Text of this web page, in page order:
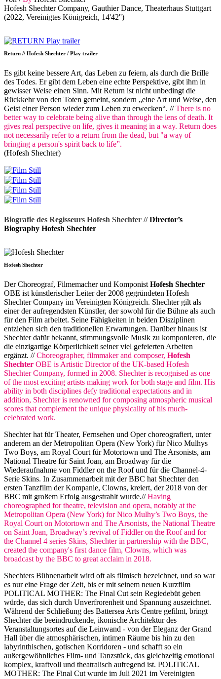
Hofesh Shechter Company, Gauthier Dance, Theaterhaus Stuttgart
(2022, Vereinigtes Königreich, 14'42'')
Return // Hofesh Shechter / Play trailer
Es gibt keine bessere Art, das Leben zu feiern, als durch die Brille
des Todes. Er gibt dem Leben eine echte Perspektive, gibt ihm in
gewisser Weise einen Sinn. Mit Return ist nicht unbedingt die
Rückkehr von den Toten gemeint, sondern „eine Art und Weise, den
Geist einer Person wieder zum Leben zu erwecken“. //There is no
better way to celebrate being alive than through the lens of death. It
gives real perspective on life, gives it meaning in a way. Return does
not necessarily refer to a return from the dead, but "a way of
bringing a person's spirit back to life”.
(Hofesh Shechter)
Biografie des Regisseurs Hofesh Shechter //Director’s
Biography Hofesh Shechter
Hofesh Shechter
Der Choreograf, Filmemacher und Komponist Hofesh Shechter
OBE ist künstlerischer Leiter der 2008 gegründeten Hofesh
Shechter Company im Vereinigten Königreich. Shechter gilt als
einer der aufregendsten Künstler, der sowohl für die Bühne als auch
für den Film arbeitet. Seine Fähigkeiten in beiden Disziplinen
entziehen sich den traditionellen Erwartungen. Darüber hinaus ist
Shechter dafür bekannt, stimmungsvolle Musik zu komponieren, die
die einzigartige Körperlichkeit seiner viel gefeierten Arbeiten
ergänzt. //Choreographer, filmmaker and composer, Hofesh
Shechter OBE is Artistic Director of the UK-based Hofesh
Shechter Company, formed in 2008. Shechter is recognised as one
of the most exciting artists making work for both stage and film. His
ability in both disciplines defy traditional expectations and in
addition, Shechter is renowned for composing atmospheric musical
scores that complement the unique physicality of his much-
celebrated work.
Shechter hat für Theater, Fernsehen und Oper choreografiert, unter
anderem an der Metropolitan Opera (New York) für Nico Mulhys
Two Boys, am Royal Court für Motortown und The Arsonists, am
National Theatre für Saint Joan, am Broadway für die
Wiederaufnahme von Fiddler on the Roof und für die Channel-4-
Serie Skins. In Zusammenarbeit mit der BBC hat Shechter den
ersten Tanzfilm der Kompanie, Clowns, kreiert, der 2018 von der
BBC mit großem Erfolg ausgestrahlt wurde.//Having
choreographed for theatre, television and opera, notably at the
Metropolitan Opera (New York) for Nico Mulhy’s Two Boys, the
Royal Court on Motortown and The Arsonists, the National Theatre
on Saint Joan, Broadway’s revival of Fiddler on the Roof and for
the Channel 4 series Skins, Shechter in partnership with the BBC,
created the company's first dance film, Clowns, which was
broadcast by the BBC to great acclaim in 2018.
Shechters Bühnenarbeit wird oft als filmisch bezeichnet, und so war
es nur eine Frage der Zeit, bis er mit seinem neuen Kurzfilm
POLITICAL MOTHER: The Final Cut sein Regiedebüt geben
würde, das sich durch Unverfrorenheit und Spannung auszeichnet.
Während der Schließung des Battersea Arts Centre gefilmt, bringt
Shechter die beeindruckende, ikonische Architektur des
Veranstaltungsortes auf die Leinwand - von der Eleganz der Grand
Hall über die atmosphärischen, intimen Räume bis hin zu den
labyrinthischen, gotischen Korridoren - und schafft so ein
außergewöhnliches Film- und Tanzstück, das gleichzeitig emotional
komplex, kraftvoll und theatralisch aufregend ist. POLITICAL
MOTHER: The Final Cut wurde im Juli 2021 im Vereinigten